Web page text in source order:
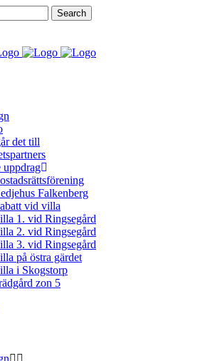
det till
uppdrag
Falkenberg
vid villa
1. vid Ringsegård
2. vid Ringsegård
3. vid Ringsegård
på östra gärdet
i Skogstorp
zon 5